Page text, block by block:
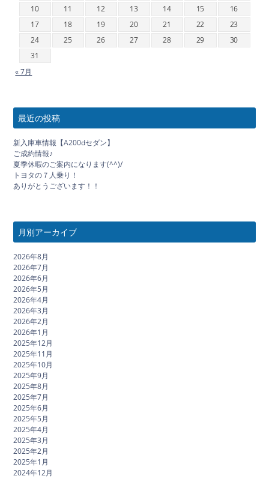
10 11 12 13 14 15
16
17
18 19 20 21 22
23
24
25 26 27 28 29
30
31
« 7月
最近の投稿
新入庫車情報【A200dセダン】
ご成約情報♪
夏季休暇のご案内になります(^^)/
トヨタの７人乗り！
ありがとうございます！！
月別アーカイブ
2026年8月
2026年7月
2026年6月
2026年5月
2026年4月
2026年3月
2026年2月
2026年1月
2025年12月
2025年11月
2025年10月
2025年9月
2025年8月
2025年7月
2025年6月
2025年5月
2025年4月
2025年3月
2025年2月
2025年1月
2024年12月